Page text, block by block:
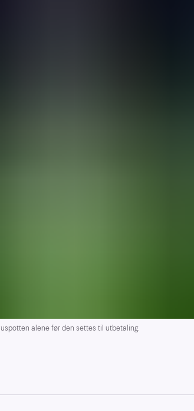
alene før den settes til utbetaling.